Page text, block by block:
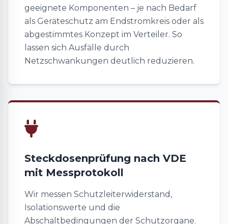
geeignete Komponenten – je nach Bedarf
als Geräteschutz am Endstromkreis oder als
abgestimmtes Konzept im Verteiler. So
lassen sich Ausfälle durch
Netzschwankungen deutlich reduzieren.
Steckdosenprüfung nach VDE
mit Messprotokoll
Wir messen Schutzleiterwiderstand,
Isolationswerte und die
Abschaltbedingungen der Schutzorgane.